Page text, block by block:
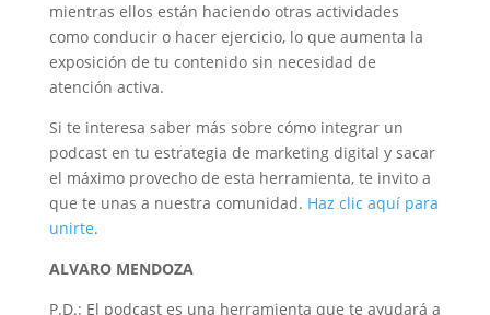
mientras ellos están haciendo otras actividades
como conducir o hacer ejercicio, lo que aumenta la
exposición de tu contenido sin necesidad de
atención activa.
Si te interesa saber más sobre cómo integrar un
podcast en tu estrategia de marketing digital y sacar
el máximo provecho de esta herramienta, te invito a
que te unas a nuestra comunidad. Haz clic aquí para
unirte.
ALVARO MENDOZA
P.D.: El podcast es una herramienta que te ayudará a